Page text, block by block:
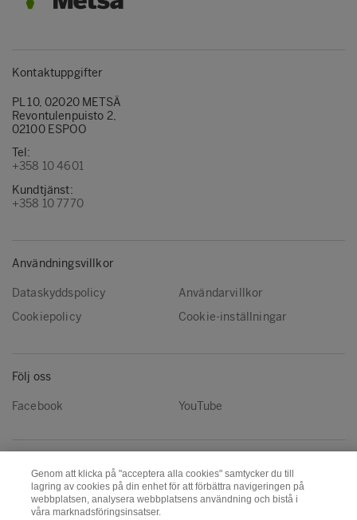
Kontaktuppgifter
PL 10, 02020 METSÄ
Revontulenpuisto 2,
02100 ESPOO
Tel:
+358 10 4601
Kundtjänst:
+358 10 7770
Användningsvillkor
Dataskyddspolicy
Användarvillkor
Cookiepolicy
Cookie-inställningar
Följ oss
Facebook YouTube
Metsä Fibre
Metsä Board
Metsä Tissue
Genom att klicka på "acceptera alla cookies" samtycker du till
lagring av cookies på din enhet för att förbättra navigeringen på
webbplatsen, analysera webbplatsens användning och bistå i
våra marknadsföringsinsatser.